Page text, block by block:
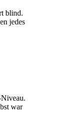
blind.
jedes
war